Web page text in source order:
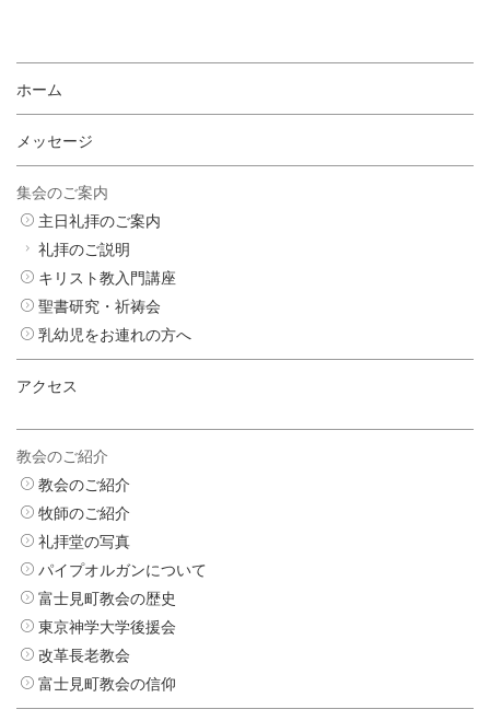
ホーム
メッセージ
集会のご案内
主日礼拝のご案内
礼拝のご説明
キリスト教入門講座
聖書研究・祈祷会
乳幼児をお連れの方へ
アクセス
教会のご紹介
教会のご紹介
牧師のご紹介
礼拝堂の写真
パイプオルガンについて
富士見町教会の歴史
東京神学大学後援会
改革長老教会
富士見町教会の信仰